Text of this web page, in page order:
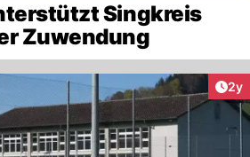
Singkreis
Zuwendung
2y